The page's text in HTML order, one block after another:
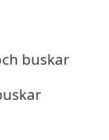
buskar